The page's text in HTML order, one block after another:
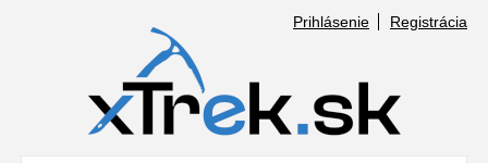
Prihlásenie Registrácia